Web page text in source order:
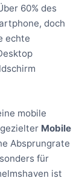
60% des
doch
echte
mobile
Mobile
Absprungrate
für
ist